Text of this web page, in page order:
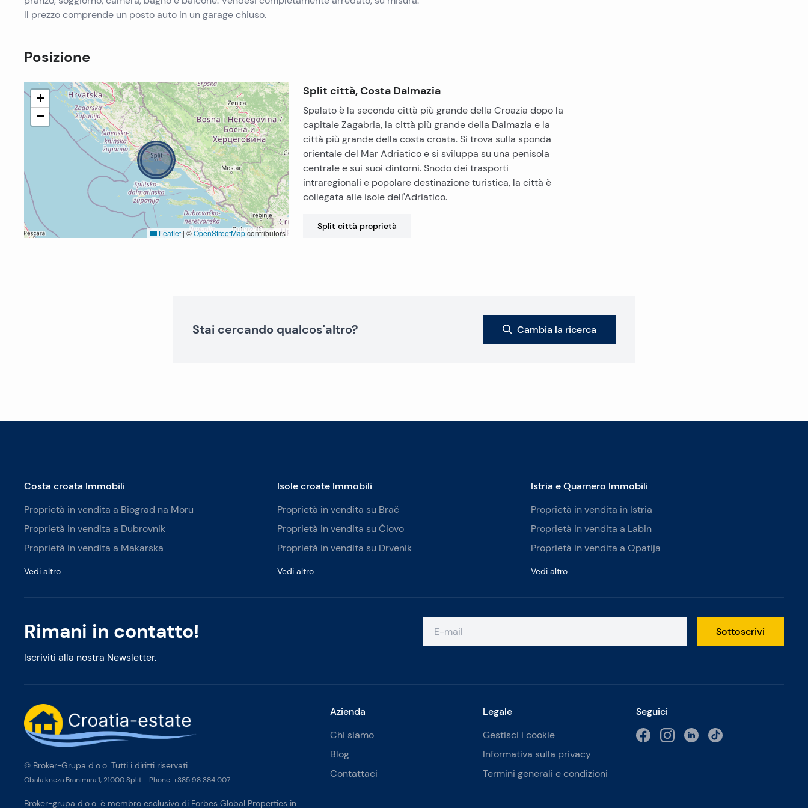
Il prezzo comprende un posto auto in un garage chiuso.
Posizione
+
−
Leaflet | ©OpenStreetMapcontributors
Split città, Costa Dalmazia
Spalato è la seconda città più grande della Croazia dopo la
capitale Zagabria, la città più grande della Dalmazia e la
città più grande della costa croata. Si trova sulla sponda
orientale del Mar Adriatico e si sviluppa su una penisola
centrale e sui suoi dintorni. Snodo dei trasporti
intraregionali e popolare destinazione turistica, la città è
collegata alle isole dell'Adriatico.
Split città proprietà
Stai cercando qualcos'altro? Cambia la ricerca
Rimani in contatto!
Iscriviti alla nostra Newsletter.
Sottoscrivi
Costa croata Immobili
Proprietà in vendita a Biograd na Moru
Proprietà in vendita a Dubrovnik
Proprietà in vendita a Makarska
Vedi altro
Isole croate Immobili
Proprietà in vendita su Brač
Proprietà in vendita su Čiovo
Proprietà in vendita su Drvenik
Vedi altro
Istria e Quarnero Immobili
Proprietà in vendita in Istria
Proprietà in vendita a Labin
Proprietà in vendita a Opatija
Vedi altro
Azienda
Chi siamo
Blog
Contattaci
Legale
Gestisci i cookie
Informativa sulla privacy
Termini generali e condizioni
Seguici
© Broker-Grupa d.o.o. Tutti i diritti riservati.
Obala kneza Branimira 1, 21000 Split - Phone: +385 98 384 007
Broker-grupa d.o.o. è membro esclusivo di Forbes Global Properties in